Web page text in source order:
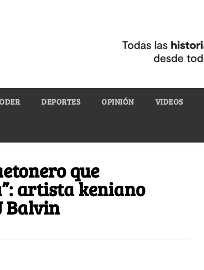
DEPORTES OPINIÓN VIDEOS
que
artista keniano
Balvin